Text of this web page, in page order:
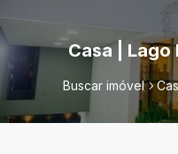
Casa | Lago
Buscar imóvel